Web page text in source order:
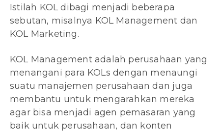
Istilah KOL dibagi menjadi beberapa
sebutan, misalnya KOL Management dan
KOL Marketing.
KOL Management adalah perusahaan yang
menangani para KOLs dengan menaungi
suatu manajemen perusahaan dan juga
membantu untuk mengarahkan mereka
agar bisa menjadi agen pemasaran yang
baik untuk perusahaan, dan konten